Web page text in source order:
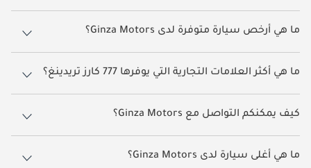
يضم Ginza Motors حالياً 29 سيارات معروضة للبيع على دوبي كارز.
ما هي أرخص سيارة متوفرة لدى Ginza Motors؟
أرخص سيارة متوفرة حالياً لدى Ginza Motors هي تويوتا راف ٤ بسعر يقارب
40,000.
ما هي أكثر العلامات التجارية التي يوفرها 777 كارز تريدينغ؟
يوفر Ginza Motors مجموعة كبيرة من سيارات تويوتا راف ٤, تويوتا فور رنر,
هيونداي سانتا في, تويوتا تاكوما, هيونداي سانتا كروز
كيف يمكنكم التواصل مع Ginza Motors؟
يمكنكم التواصل مع Ginza Motors مباشرةً عبر أزرار الاتصال وواتساب
الظاهرة على جميع إعلاناتهم في دوبي كارز. ويُعد التواصل من خلال صفحة
السيارة نفسها أسرع طريقة للحصول على معلومات دقيقة حول تلك
ما هي أغلى سيارة لدى Ginza Motors؟